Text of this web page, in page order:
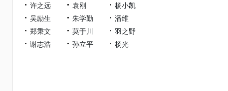
许之远
袁刚
杨小凯
吴励生
朱学勤
潘维
郑秉文
莫于川
羽之野
谢志浩
孙立平 杨光